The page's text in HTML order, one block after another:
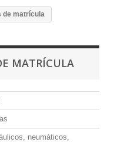
de matrícula
MATRÍCULA
neumáticos,